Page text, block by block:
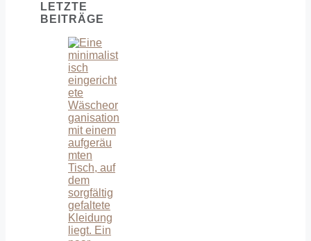
LETZTE
BEITRÄGE